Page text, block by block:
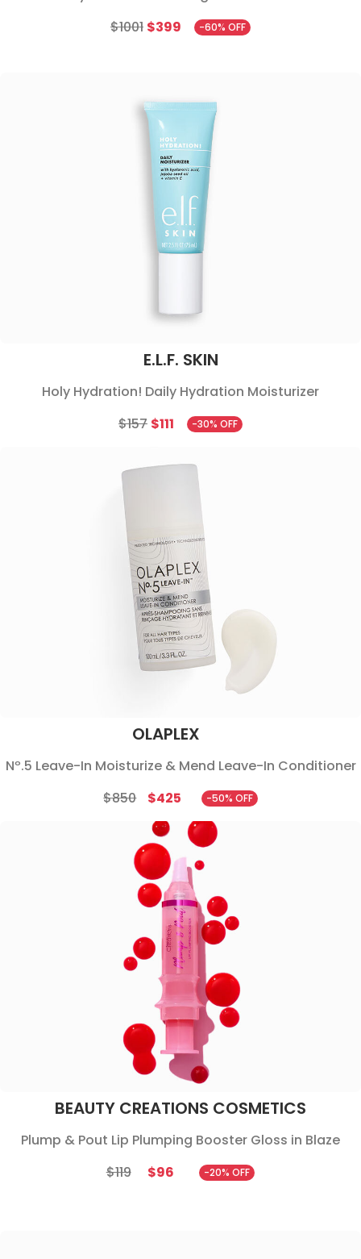
$1001 $399 -60% OFF
E.L.F. SKIN
Holy Hydration! Daily Hydration Moisturizer
$157 $111 -30% OFF
OLAPLEX
Nº.5 Leave-In Moisturize & Mend Leave-In Conditioner
$850
$425 -50% OFF
BEAUTY CREATIONS COSMETICS
Plump & Pout Lip Plumping Booster Gloss in Blaze
$119
$96 -20% OFF